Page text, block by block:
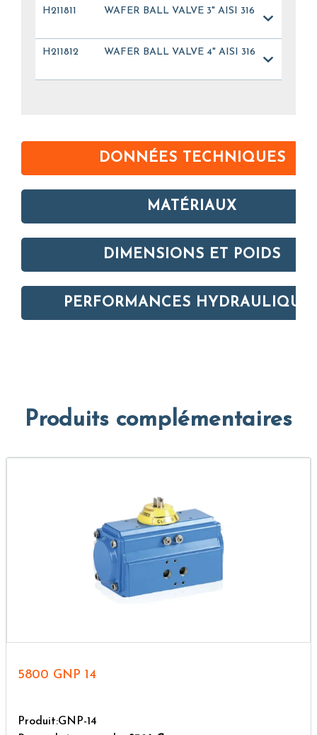
H211811 WAFER BALL VALVE 3" AISI 316
H211812 WAFER BALL VALVE 4" AISI 316
DONNÉES TECHNIQUES
MATÉRIAUX
DIMENSIONS ET POIDS
PERFORMANCES
Produits complémentaires
5800 GNP 14
Produit:GNP-14